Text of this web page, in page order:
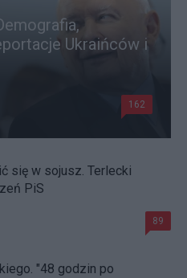
Ukraińców i
162
się w sojusz. Terlecki
PiS
89
"48 godzin po